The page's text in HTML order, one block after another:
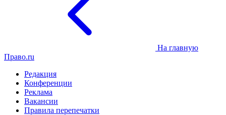
На главную
Право.ru
Редакция
Конференции
Реклама
Вакансии
Правила перепечатки